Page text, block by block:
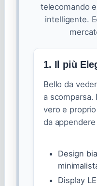
telecomando
intelligente.
1. Il più
Bello da
a scomparsa.
vero e
da
Design
Display